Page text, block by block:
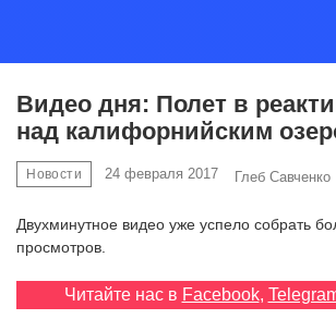
Видео дня: Полет в
над калифорнийским
Новости 24 февраля 2017 Глеб Савченко
Двухминутное видео уже успело собрать
просмотров.
Читайте нас в Facebook,